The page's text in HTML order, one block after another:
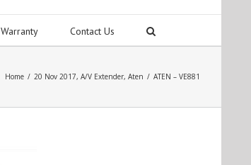
Warranty Contact Us
Home / 20 Nov 2017, A/V Extender, Aten / ATEN – VE881